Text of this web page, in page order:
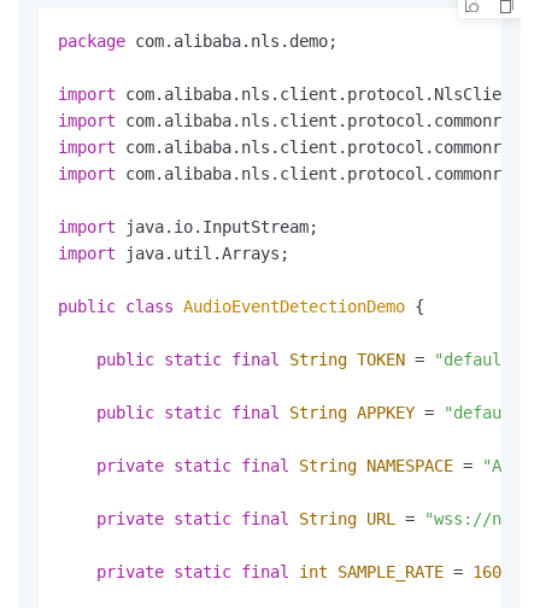
package com.alibaba.nls.demo;
import
import
import
import
import
import java.util.Arrays;
public class AudioEventDetectionDemo {
public static final String TOKEN = "default"
public static final String APPKEY = "default"
private static final String NAMESPACE =
private static final String URL = "wss://nls-
private static final int SAMPLE_RATE = 16000